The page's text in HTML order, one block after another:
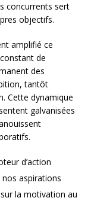
concurrents sert
objectifs.
amplifié ce
de
des
tantôt
Cette dynamique
galvanisées
d’action
aspirations
la motivation au